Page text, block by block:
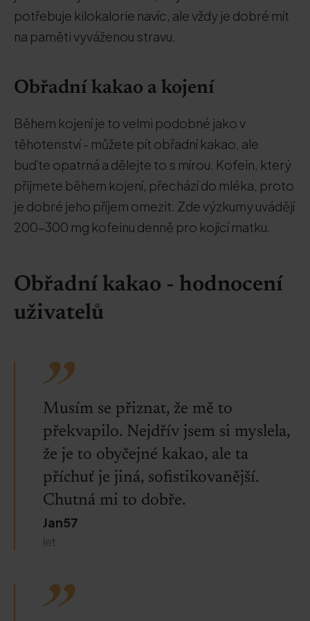
potřebuje kilokalorie navíc, ale vždy je dobré mít
na paměti vyváženou stravu.
Obřadní kakao a kojení
Během kojení je to velmi podobné jako v
těhotenství - můžete pít obřadní kakao, ale
buďte opatrná a dělejte to s mírou. Kofein, který
přijmete během kojení, přechází do mléka, proto
je dobré jeho příjem omezit. Zde výzkumy uvádějí
200-300 mg kofeinu denně pro kojící matku.
Obřadní kakao - hodnocení
uživatelů
Musím se přiznat, že mě to
překvapilo. Nejdřív jsem si myslela,
že je to obyčejné kakao, ale ta
příchuť je jiná, sofistikovanější.
Chutná mi to dobře.
Jan57
let